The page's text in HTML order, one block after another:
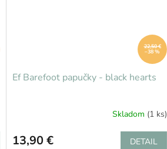
22,50 €
–38 %
Ef Barefoot papučky - black hearts
Skladom (1 ks)
13,90 € DETAIL